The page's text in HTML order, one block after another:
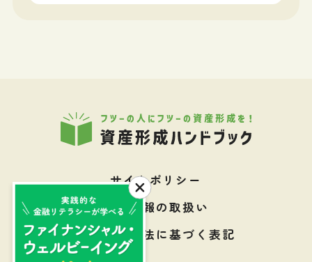
サイトポリシー
個人情報の取扱い
特定商取引法に基づく表記